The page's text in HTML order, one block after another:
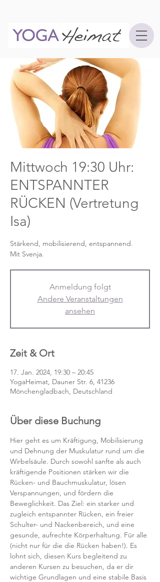
Mittwoch 19:30 Uhr:
ENTSPANNTER
RÜCKEN (Vertretung
Isa)
Stärkend, mobilisierend, entspannend.
Mit Svenja.
Anmeldung folgt
Andere Veranstaltungen
ansehen
Zeit & Ort
17. Jan. 2024, 19:30 – 20:45
YogaHeimat, Dauner Str. 6, 41236
Mönchengladbach, Deutschland
Über diese Buchung
Hier geht es um Kräftigung, Mobilisierung
und Dehnung der Muskulatur rund um die
Wirbelsäule. Durch sowohl sanfte als auch
kräftigende Positionen stärken wir die
Rücken- und Bauchmuskulatur, lösen
Verspannungen, und fördern die
Beweglichkeit. Das Ziel: ein starker und
zugleich entspannter Rücken, ein freier
Schulter- und Nackenbereich, und eine
gesunde, aufrechte Körperhaltung. Für alle
(nicht nur für die die Rücken haben!). Es
lohnt sich, diesen Kurs begleitend zu
anderen Kursen zu besuchen, da er dir
wichtige Grundlagen und eine stabile Basis